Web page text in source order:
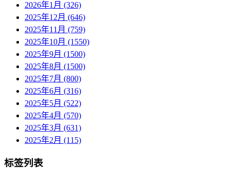
2026年1月 (326)
2025年12月 (646)
2025年11月 (759)
2025年10月 (1550)
2025年9月 (1500)
2025年8月 (1500)
2025年7月 (800)
2025年6月 (316)
2025年5月 (522)
2025年4月 (570)
2025年3月 (631)
2025年2月 (115)
标签列表